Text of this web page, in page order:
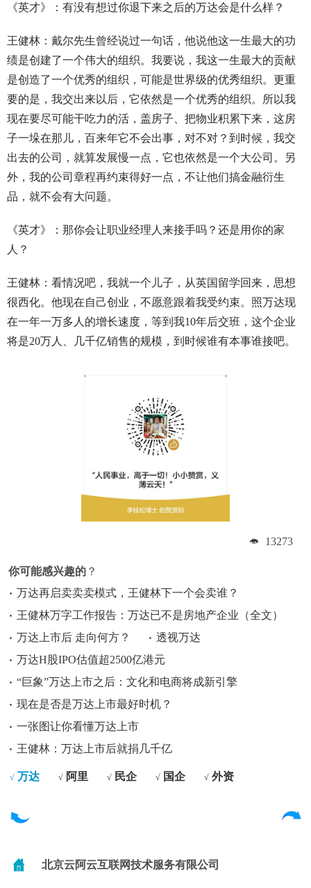
《英才》：有没有想过你退下来之后的万达会是什么样？
王健林：戴尔先生曾经说过一句话，他说他这一生最大的功
绩是创建了一个伟大的组织。我要说，我这一生最大的贡献
是创造了一个优秀的组织，可能是世界级的优秀组织。更重
要的是，我交出来以后，它依然是一个优秀的组织。所以我
现在要尽可能干吃力的活，盖房子、把物业积累下来，这房
子一垛在那儿，百来年它不会出事，对不对？到时候，我交
出去的公司，就算发展慢一点，它也依然是一个大公司。另
外，我的公司章程再约束得好一点，不让他们搞金融衍生
品，就不会有大问题。
《英才》：那你会让职业经理人来接手吗？还是用你的家
人？
王健林：看情况吧，我就一个儿子，从英国留学回来，思想
很西化。他现在自己创业，不愿意跟着我受约束。照万达现
在一年一万多人的增长速度，等到我10年后交班，这个企业
将是20万人、几千亿销售的规模，到时候谁有本事谁接吧。
13273
你可能感兴趣的 ？
万达再启卖卖卖模式，王健林下一个会卖谁？
王健林万字工作报告：万达已不是房地产企业（全文）
万达上市后 走向何方？
透视万达
万达H股IPO估值超2500亿港元
“巨象”万达上市之后：文化和电商将成新引擎
现在是否是万达上市最好时机？
一张图让你看懂万达上市
王健林：万达上市后就捐几千亿
√ 万达 √ 阿里 √ 民企 √ 国企 √ 外资
北京云阿云互联网技术服务有限公司